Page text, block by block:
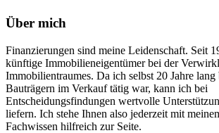
Über mich
Finanzierungen sind meine Leidenschaft. Seit
künftige Immobilieneigentümer bei der
Immobilientraumes. Da ich selbst 20 Jahre lang
Bauträgern im Verkauf tätig war, kann ich bei
Entscheidungsfindungen wertvolle
liefern. Ich stehe Ihnen also jederzeit mit
Fachwissen hilfreich zur Seite.